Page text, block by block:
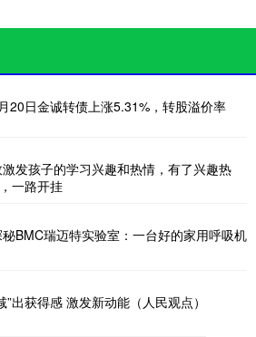
20日金诚转债上涨5.31%，转股溢价率
发孩子的学习兴趣和热情，有了兴趣热
一路开挂
BMC瑞迈特实验室：一台好的家用呼吸机
”出获得感 激发新动能（人民观点）